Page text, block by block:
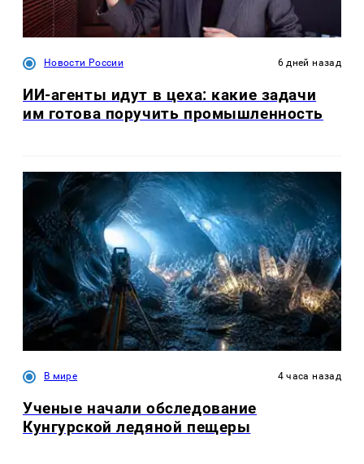
Новости России 6 дней назад
ИИ-агенты идут в цеха: какие задачи
им готова поручить промышленность
В мире 4 часа назад
Ученые начали обследование
Кунгурской ледяной пещеры